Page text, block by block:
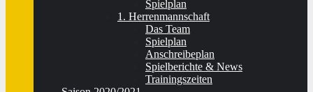
Spielplan
1. Herrenmannschaft
Das Team
Spielplan
Anschreibeplan
Spielberichte & News
Trainingszeiten